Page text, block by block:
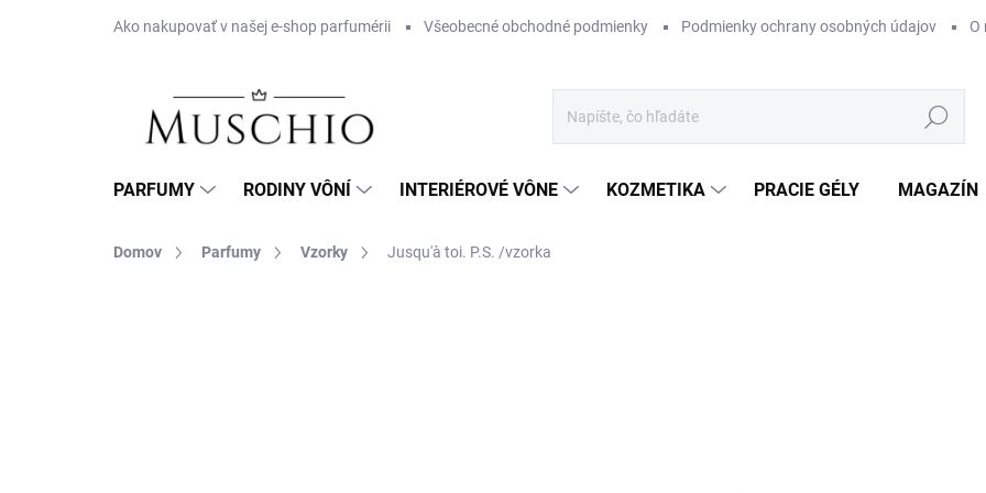
Ako nakupovať v našej e-shop parfumérii Všeobecné obchodné podmienky Podmienky ochrany osobných údajov O
Hľadať
PARFUMY RODINY VÔNÍ INTERIÉROVÉ VÔNE KOZMETIKA PRACIE GÉLY MAGAZÍN
Domov Parfumy Vzorky Jusqu'à toi. P.S. /vzorka